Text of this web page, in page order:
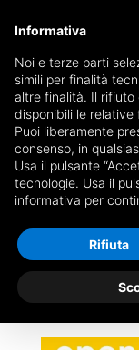
–
Volo
Set 5, 2023|
Informativa
Noi e terze parti
simili per finalità
altre finalità. Il rifiuto
disponibili le relative
Puoi liberamente
consenso, in
Usa il pulsante
tecnologie. Usa il
informativa per
Rifiuta